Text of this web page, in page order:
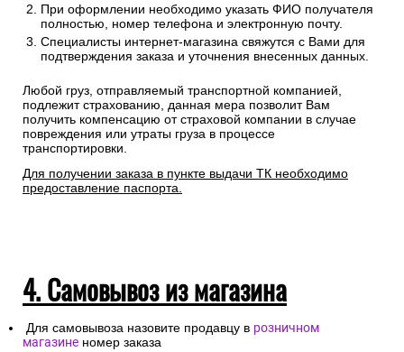
При оформлении необходимо указать ФИО получателя
полностью, номер телефона и электронную почту.
Специалисты интернет-магазина свяжутся с Вами для
подтверждения заказа и уточнения внесенных данных.
Любой груз, отправляемый транспортной компанией,
подлежит страхованию, данная мера позволит Вам
получить компенсацию от страховой компании в случае
повреждения или утраты груза в процессе
транспортировки.
Для получении заказа в пункте выдачи ТК необходимо
предоставление паспорта.
4. Самовывоз из магазина
Для самовывоза назовите продавцу в розничном
магазине номер заказа